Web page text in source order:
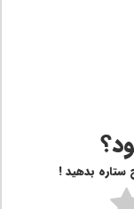
ستاره بدهید !